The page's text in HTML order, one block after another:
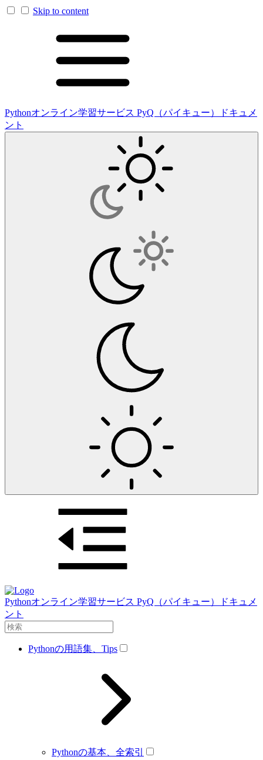
Skip to content
Pythonオンライン学習サービス PyQ（パイキュー）ドキュメ
ント
Pythonオンライン学習サービス PyQ（パイキュー）ドキュメ
ント
Pythonの用語集、Tips
Pythonの基本、全索引